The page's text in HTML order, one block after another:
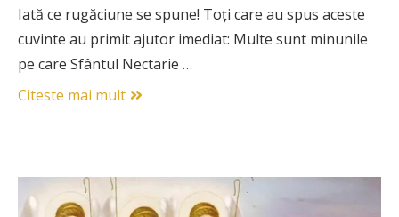
Iată ce rugăciune se spune! Toți care au spus aceste
cuvinte au primit ajutor imediat: Multe sunt minunile
pe care Sfântul Nectarie …
Citeste mai mult